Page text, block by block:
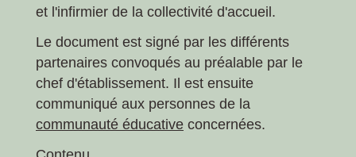
et l'infirmier de la collectivité d'accueil.
Le document est signé par les différents
partenaires convoqués au préalable par le
chef d'établissement. Il est ensuite
communiqué aux personnes de la
communauté éducative concernées.